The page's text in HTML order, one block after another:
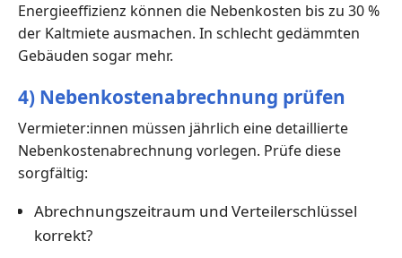
Energieeffizienz können die Nebenkosten bis zu 30 %
der Kaltmiete ausmachen. In schlecht gedämmten
Gebäuden sogar mehr.
4) Nebenkostenabrechnung prüfen
Vermieter:innen müssen jährlich eine detaillierte
Nebenkostenabrechnung vorlegen. Prüfe diese
sorgfältig:
Abrechnungszeitraum und Verteilerschlüssel
korrekt?